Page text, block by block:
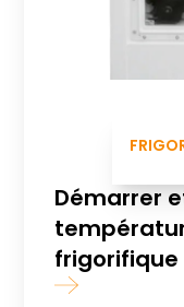
Démarrer
frigorifique